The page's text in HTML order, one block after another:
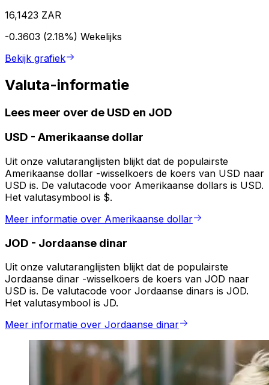
16,1423 ZAR
-0.3603 (2.18%) Wekelijks
Bekijk grafiek
Valuta-informatie
Lees meer over de USD en JOD
USD - Amerikaanse dollar
Uit onze valutaranglijsten blijkt dat de populairste
Amerikaanse dollar -wisselkoers de koers van USD naar
USD is. De valutacode voor Amerikaanse dollars is USD.
Het valutasymbool is $.
Meer informatie over Amerikaanse dollar
JOD - Jordaanse dinar
Uit onze valutaranglijsten blijkt dat de populairste
Jordaanse dinar -wisselkoers de koers van JOD naar
USD is. De valutacode voor Jordaanse dinars is JOD.
Het valutasymbool is JD.
Meer informatie over Jordaanse dinar